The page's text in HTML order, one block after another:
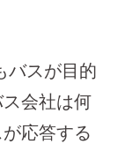
バスが目的
会社は何
応答する